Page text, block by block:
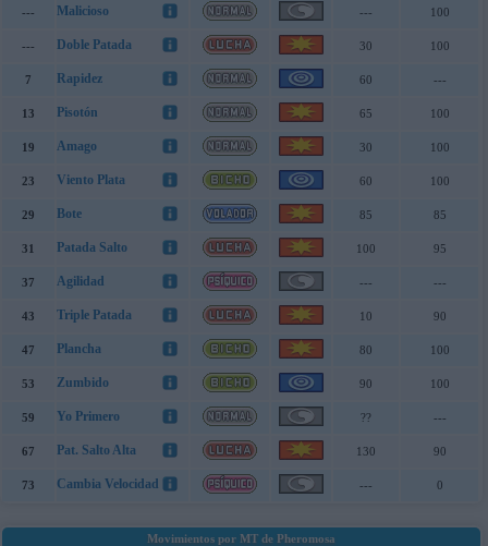
--- Malicioso --- 100
--- Doble Patada 30 100
7 Rapidez 60 ---
13 Pisotón 65 100
19 Amago 30 100
23 Viento Plata 60 100
29 Bote 85 85
31 Patada Salto 100 95
37 Agilidad --- ---
43 Triple Patada 10 90
47 Plancha 80 100
53 Zumbido 90 100
59 Yo Primero ?? ---
67 Pat. Salto Alta 130 90
73 Cambia Velocidad --- 0
Movimientos por MT de Pheromosa